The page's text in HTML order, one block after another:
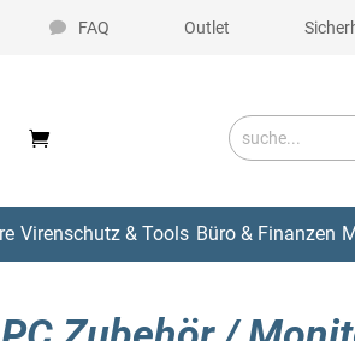
FAQ Outlet
Virenschutz & Tools Büro & Finanzen